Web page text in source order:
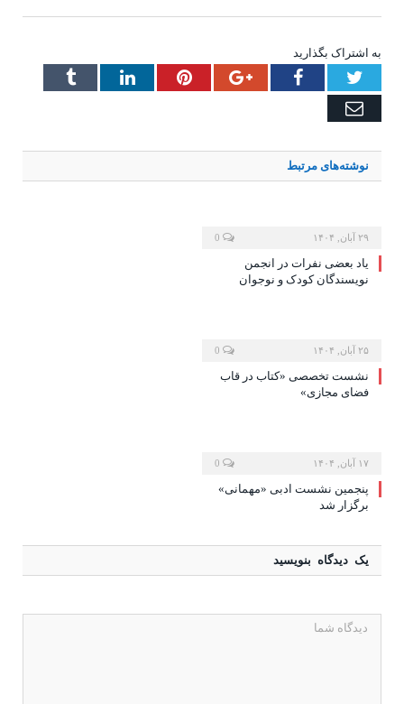
به اشتراک بگذارید
Twitter
Facebook
Google+
Pinterest
LinkedIn
Tumblr
Email
نوشته‌های مرتبط
۲۹ آبان, ۱۴۰۴
یاد بعضی نفرات در انجمن
نویسندگان کودک و نوجوان
۲۵ آبان, ۱۴۰۴
نشست تخصصی «کتاب در قاب
فضای مجازی»
۱۷ آبان, ۱۴۰۴
پنجمین نشست ادبی «مهمانی»
برگزار شد
یک دیدگاه بنویسید